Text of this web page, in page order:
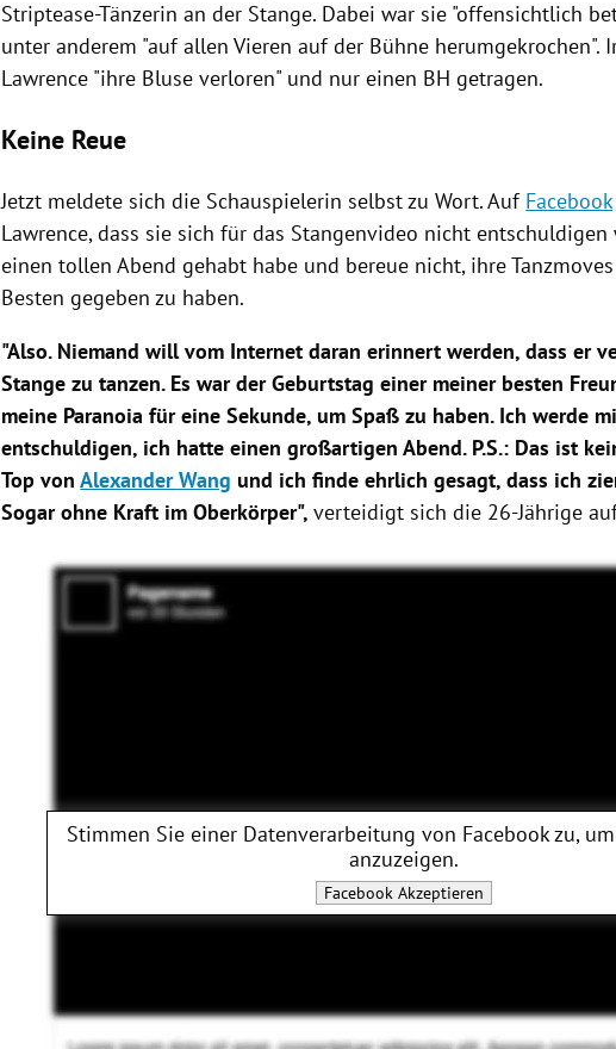
Striptease-Tänzerin an der Stange. Dabei war sie "offensichtlich
unter anderem "auf allen Vieren auf der Bühne herumgekrochen".
Lawrence "ihre Bluse verloren" und nur einen BH getragen.
Keine Reue
Jetzt meldete sich die Schauspielerin selbst zu Wort. Auf Facebook
Lawrence, dass sie sich für das Stangenvideo nicht entschuldigen
einen tollen Abend gehabt habe und bereue nicht, ihre
Besten gegeben zu haben.
"Also. Niemand will vom Internet daran erinnert werden, dass er
Stange zu tanzen. Es war der Geburtstag einer meiner besten
meine Paranoia für eine Sekunde, um Spaß zu haben. Ich werde
entschuldigen, ich hatte einen großartigen Abend. P.S.: Das ist
Top vonAlexander Wang und ich finde ehrlich gesagt, dass ich
Sogar ohne Kraft im Oberkörper",verteidigt sich die 26-Jährige
Stimmen Sie einer Datenverarbeitung von Facebookzu,
anzuzeigen.
FacebookAkzeptieren